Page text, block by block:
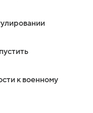
к военному